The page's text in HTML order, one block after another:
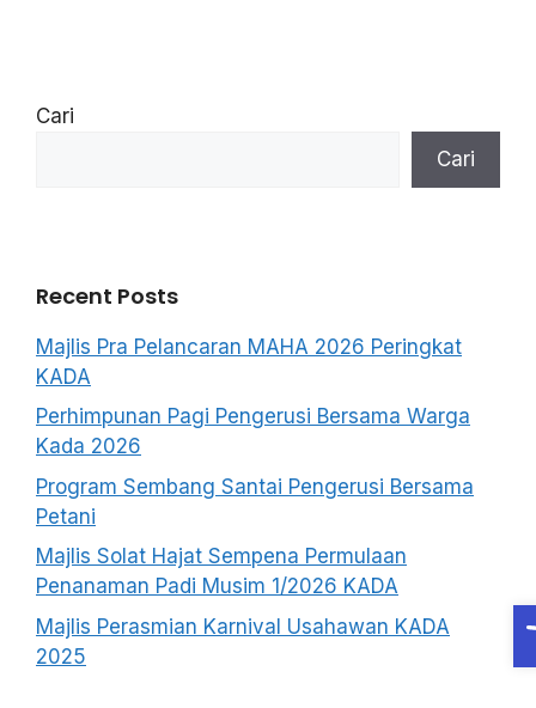
Cari
Cari
Recent Posts
Majlis Pra Pelancaran MAHA 2026 Peringkat
KADA
Perhimpunan Pagi Pengerusi Bersama Warga
Kada 2026
Program Sembang Santai Pengerusi Bersama
Petani
Majlis Solat Hajat Sempena Permulaan
Penanaman Padi Musim 1/2026 KADA
Majlis Perasmian Karnival Usahawan KADA
2025